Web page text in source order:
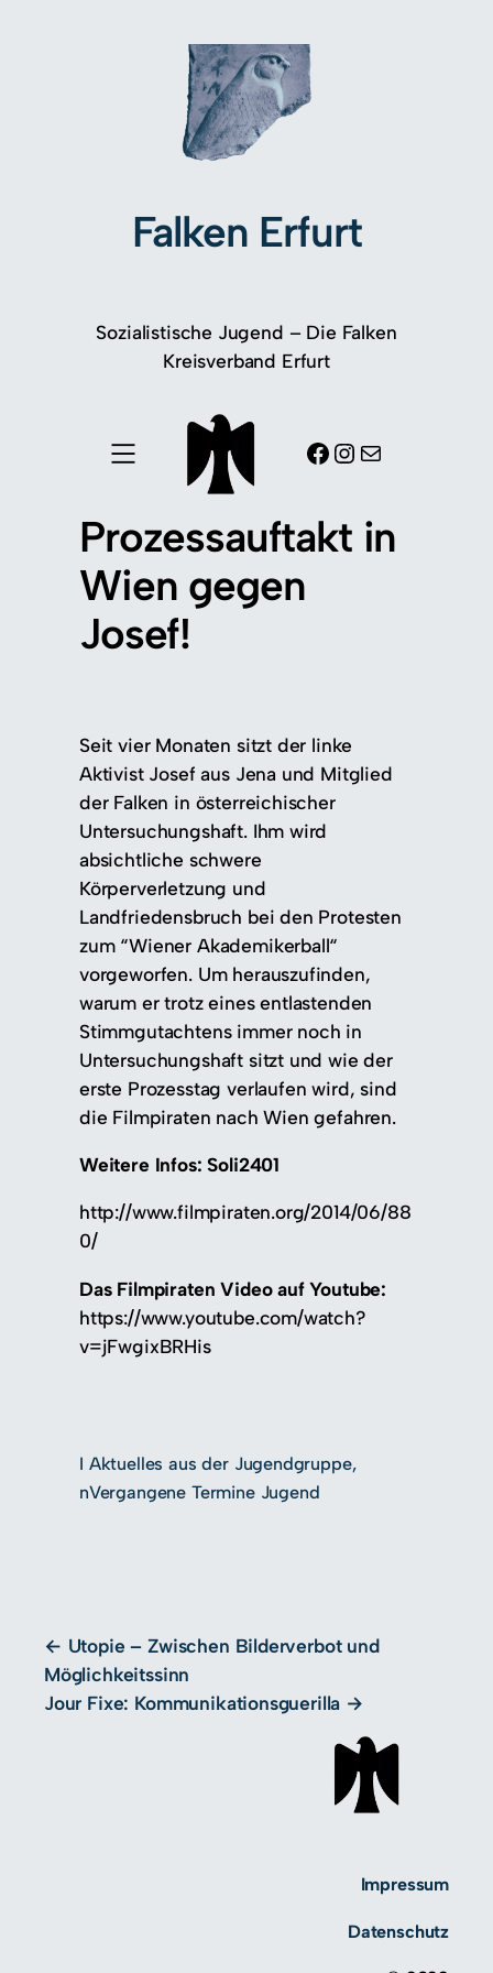
Falken Erfurt
Sozialistische Jugend – Die Falken
Kreisverband Erfurt
Facebook Instagram E-Mail
Prozessauftakt in
Wien gegen
Josef!
Seit vier Monaten sitzt der linke
Aktivist Josef aus Jena und Mitglied
der Falken in österreichischer
Untersuchungshaft. Ihm wird
absichtliche schwere
Körperverletzung und
Landfriedensbruch bei den Protesten
zum “Wiener Akademikerball“
vorgeworfen. Um herauszufinden,
warum er trotz eines entlastenden
Stimmgutachtens immer noch in
Untersuchungshaft sitzt und wie der
erste Prozesstag verlaufen wird, sind
die Filmpiraten nach Wien gefahren.
Weitere Infos: Soli2401
http://www.filmpiraten.org/2014/06/88
0/
Das Filmpiraten Video auf Youtube:
https://www.youtube.com/watch?
v=jFwgixBRHis
I
n
Aktuelles aus der Jugendgruppe ,
Vergangene Termine Jugend
Utopie – Zwischen Bilderverbot und
Möglichkeitssinn
Jour Fixe: Kommunikationsguerilla
Impressum
Datenschutz